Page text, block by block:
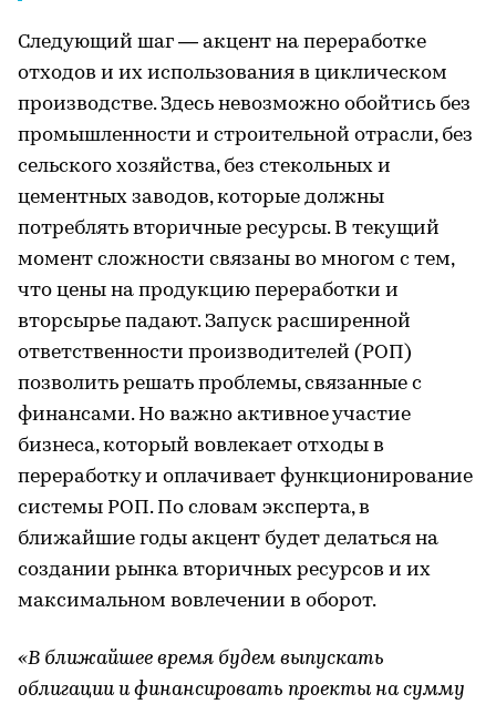
Следующий шаг — акцент на переработке
отходов и их использования в циклическом
производстве. Здесь невозможно обойтись без
промышленности и строительной отрасли, без
сельского хозяйства, без стекольных и
цементных заводов, которые должны
потреблять вторичные ресурсы. В текущий
момент сложности связаны во многом с тем,
что цены на продукцию переработки и
вторсырье падают. Запуск расширенной
ответственности производителей (РОП)
позволить решать проблемы, связанные с
финансами. Но важно активное участие
бизнеса, который вовлекает отходы в
переработку и оплачивает функционирование
системы РОП. По словам эксперта, в
ближайшие годы акцент будет делаться на
создании рынка вторичных ресурсов и их
максимальном вовлечении в оборот.
«В ближайшее время будем выпускать
облигации и финансировать проекты на сумму